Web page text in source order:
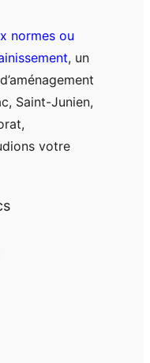
normes ou
, un
Saint-Junien,
votre